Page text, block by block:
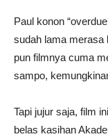
Paul konon
sudah lama merasa
pun filmnya cuma
sampo,
Tapi jujur saja, film
belas kasihan